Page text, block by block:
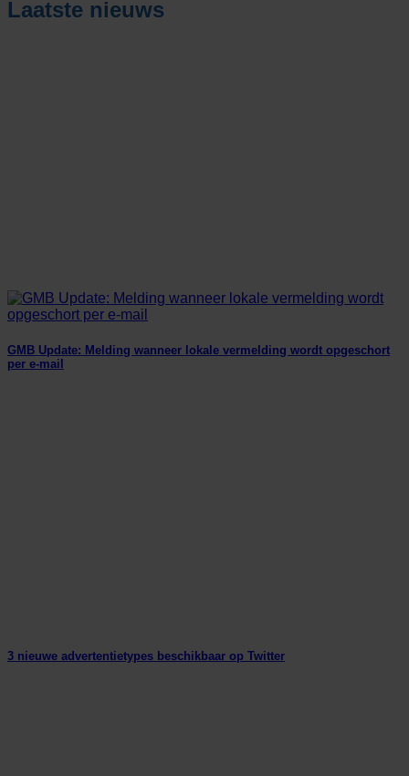
Laatste nieuws
GMB Update: Melding wanneer lokale vermelding wordt opgeschort
per e-mail
3 nieuwe advertentietypes beschikbaar op Twitter